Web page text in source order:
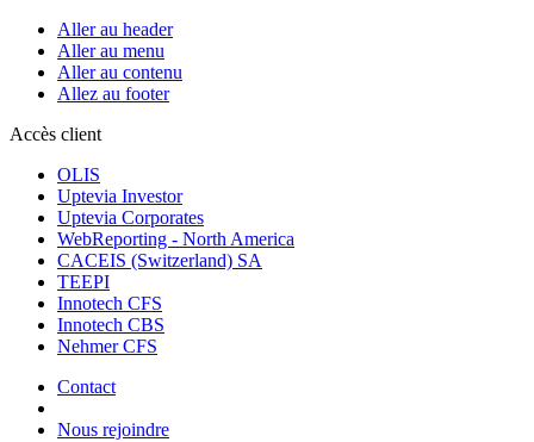
Aller au header
Aller au menu
Aller au contenu
Allez au footer
Accès client
OLIS
Uptevia Investor
Uptevia Corporates
WebReporting - North America
CACEIS (Switzerland) SA
TEEPI
Innotech CFS
Innotech CBS
Nehmer CFS
Contact
Nous rejoindre